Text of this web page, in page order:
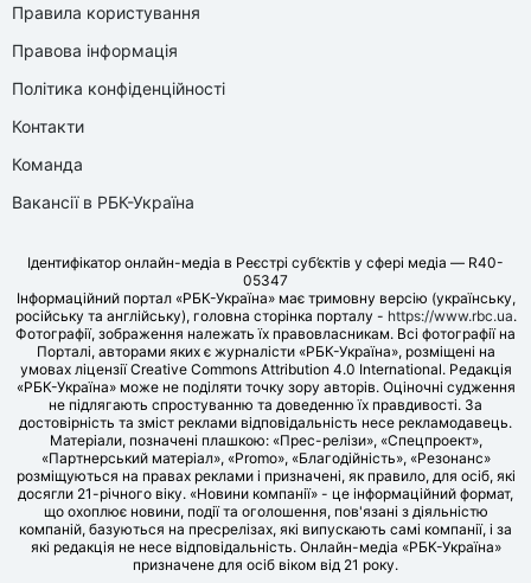
Правила користування
Правова інформація
Політика конфіденційності
Контакти
Команда
Вакансії в РБК-Україна
Ідентифікатор онлайн-медіа в Реєстрі суб’єктів у сфері медіа — R40-
05347
Інформаційний портал «РБК-Україна» має тримовну версію (українську,
російську та англійську), головна сторінка порталу - https://www.rbc.ua.
Фотографії, зображення належать їх правовласникам. Всі фотографії на
Порталі, авторами яких є журналісти «РБК-Україна», розміщені на
умовах ліцензії Creative Commons Attribution 4.0 International. Редакція
«РБК-Україна» може не поділяти точку зору авторів. Оціночні судження
не підлягають спростуванню та доведенню їх правдивості. За
достовірність та зміст реклами відповідальність несе рекламодавець.
Матеріали, позначені плашкою: «Прес-релізи», «Спецпроект»,
«Партнерський матеріал», «Promo», «Благодійність», «Резонанс»
розміщуються на правах реклами і призначені, як правило, для осіб, які
досягли 21-річного віку. «Новини компанії» - це інформаційний формат,
що охоплює новини, події та оголошення, пов'язані з діяльністю
компаній, базуються на пресрелізах, які випускають самі компанії, і за
які редакція не несе відповідальність. Онлайн-медіа «РБК-Україна»
призначене для осіб віком від 21 року.